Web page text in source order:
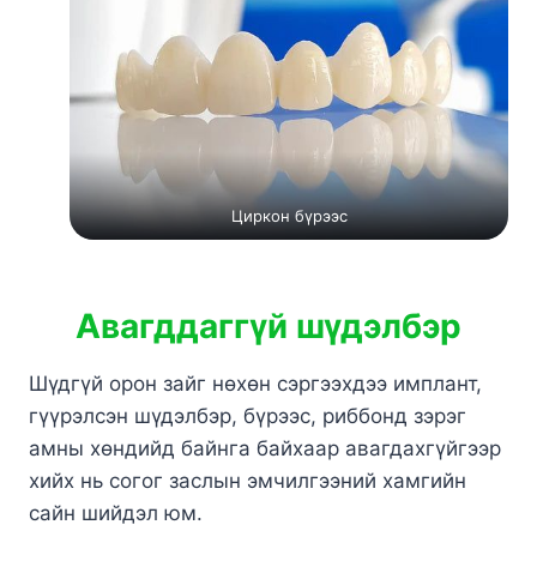
Циркон бүрээс
Авагддаггүй шүдэлбэр
Шүдгүй орон зайг нөхөн сэргээхдээ имплант,
гүүрэлсэн шүдэлбэр, бүрээс, риббонд зэрэг
амны хөндийд байнга байхаар авагдахгүйгээр
хийх нь согог заслын эмчилгээний хамгийн
сайн шийдэл юм.